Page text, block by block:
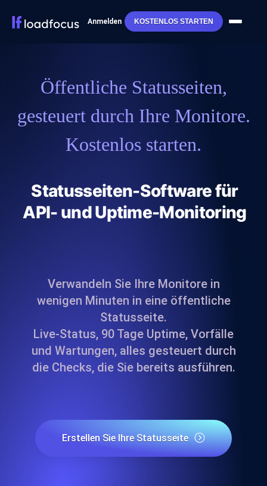
Anmelden KOSTENLOS STARTEN
Öffentliche Statusseiten,
gesteuert durch Ihre Monitore.
Kostenlos starten.
Statusseiten-Software für
API- und Uptime-Monitoring
Verwandeln Sie Ihre Monitore in
wenigen Minuten in eine öffentliche
Statusseite.
Live-Status, 90 Tage Uptime, Vorfälle
und Wartungen, alles gesteuert durch
die Checks, die Sie bereits ausführen.
Erstellen Sie Ihre Statusseite